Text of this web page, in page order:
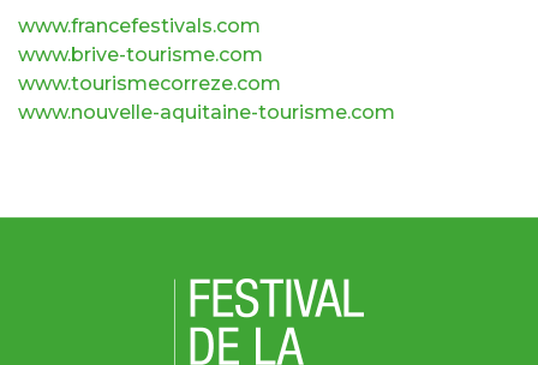
www.francefestivals.com
www.brive-tourisme.com
www.tourismecorreze.com
www.nouvelle-aquitaine-tourisme.com